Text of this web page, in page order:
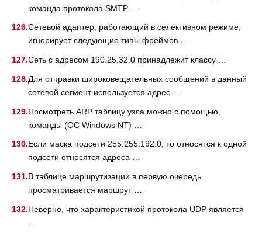
команда протокола SMTP …
Сетевой адаптер, работающий в селективном режиме,
игнорирует следующие типы фреймов …
Сеть с адресом 190.25.32.0 принадлежит классу …
Для отправки широковещательных сообщений в данный
сетевой сегмент используется адрес …
Посмотреть ARP таблицу узла можно с помощью
команды (OC Windows NT) …
Если маска подсети 255.255.192.0, то относятся к одной
подсети относятся адреса …
В таблице маршрутизации в первую очередь
просматривается маршрут …
Неверно, что характеристикой протокола UDP является